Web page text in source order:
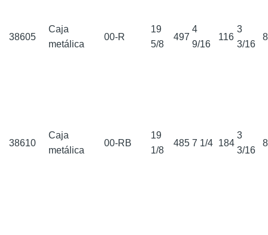
38605
Caja
metálica
00-R
19
5/8
497
4
9/16
116
3
3/16
38610
Caja
metálica
00-RB
19
1/8
485 7 1/4 184
3
3/16